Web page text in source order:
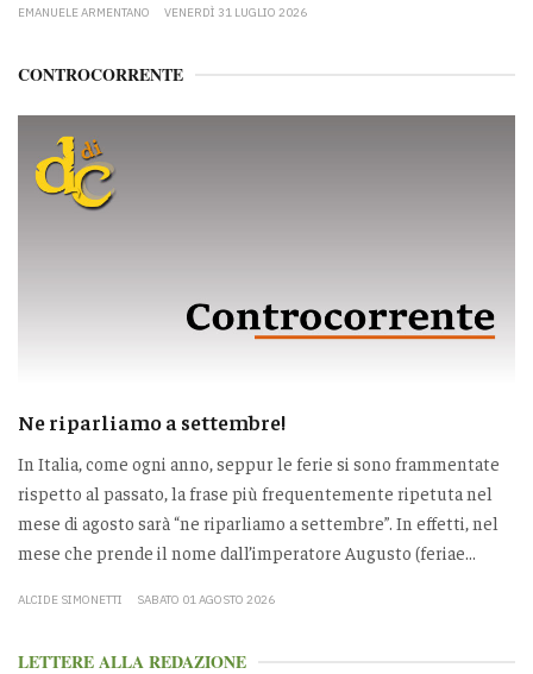
EMANUELE ARMENTANO VENERDÌ 31 LUGLIO 2026
CONTROCORRENTE
Ne riparliamo a settembre!
In Italia, come ogni anno, seppur le ferie si sono frammentate
rispetto al passato, la frase più frequentemente ripetuta nel
mese di agosto sarà “ne riparliamo a settembre”. In effetti, nel
mese che prende il nome dall’imperatore Augusto (feriae...
ALCIDE SIMONETTI SABATO 01 AGOSTO 2026
LETTERE ALLA REDAZIONE